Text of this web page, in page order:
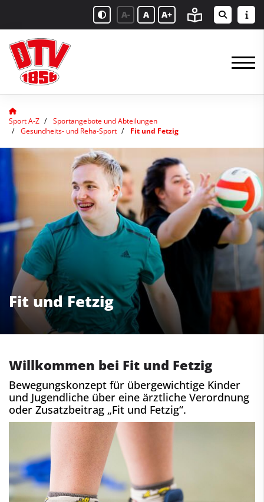
A- A A+
Sport A-Z
Sportangebote und Abteilungen
Gesundheits- und Reha-Sport
Fit und Fetzig
Fit und Fetzig
Willkommen bei Fit und Fetzig
Bewegungskonzept für übergewichtige Kinder
und Jugendliche über eine ärztliche Verordnung
oder Zusatzbeitrag „Fit und Fetzig“.